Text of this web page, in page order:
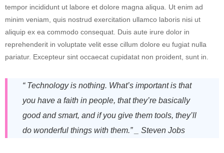
tempor incididunt ut labore et dolore magna aliqua. Ut enim ad
minim veniam, quis nostrud exercitation ullamco laboris nisi ut
aliquip ex ea commodo consequat. Duis aute irure dolor in
reprehenderit in voluptate velit esse cillum dolore eu fugiat nulla
pariatur. Excepteur sint occaecat cupidatat non proident, sunt in.
“ Technology is nothing. What’s important is that
you have a faith in people, that they’re basically
good and smart, and if you give them tools, they’ll
do wonderful things with them.” _ Steven Jobs